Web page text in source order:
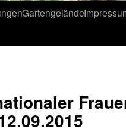
Gartengelände